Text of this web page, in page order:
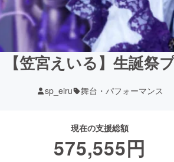
【笠宮えいる】生誕祭
sp_eiru 舞台・パフォーマンス
現在の支援総額
575,555円